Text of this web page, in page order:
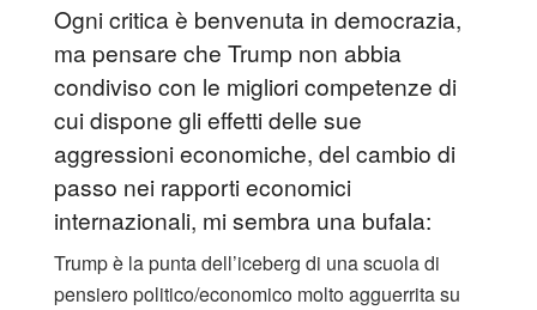
Ogni critica è benvenuta in democrazia,
ma pensare che Trump non abbia
condiviso con le migliori competenze di
cui dispone gli effetti delle sue
aggressioni economiche, del cambio di
passo nei rapporti economici
internazionali, mi sembra una bufala:
Trump è la punta dell’iceberg di una scuola di
pensiero politico/economico molto agguerrita su